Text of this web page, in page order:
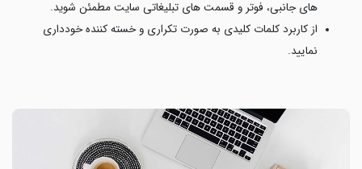
های جانبی، فوتر و قسمت های تبلیغاتی سایت مطمئن شوید.
از کاربرد کلمات کلیدی به صورت تکراری و خسته کننده خودداری
نمایید.